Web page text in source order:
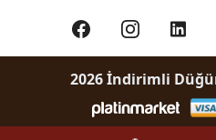
2026 İndirimli